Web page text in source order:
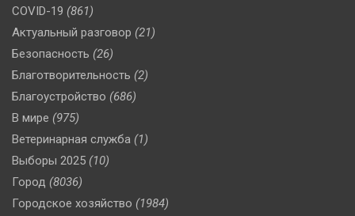
COVID-19 (861)
Актуальный разговор (21)
Безопасность (26)
Благотворительность (2)
Благоустройство (686)
В мире (975)
Ветеринарная служба (1)
Выборы 2025 (10)
Город (8036)
Городское хозяйство (1984)